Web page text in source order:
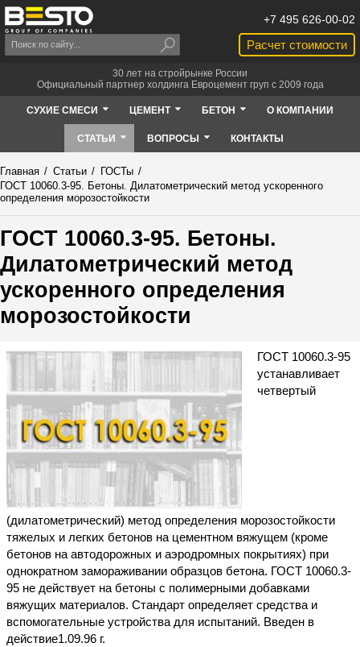
Расчет стоимости
+7 495 626-00-02
30 лет на стройрынке России
Официальный партнер холдинга Евроцемент груп с 2009 года
СУХИЕ СМЕСИ ЦЕМЕНТ БЕТОН О КОМПАНИИ
СТАТЬИ ВОПРОСЫ КОНТАКТЫ
Главная / Статьи / ГОСТы /
ГОСТ 10060.3-95. Бетоны. Дилатометрический метод ускоренного
определения морозостойкости
ГОСТ 10060.3-95. Бетоны.
Дилатометрический метод
ускоренного определения
морозостойкости
ГОСТ 10060.3-95
устанавливает
четвертый
(дилатометрический) метод определения морозостойкости
тяжелых и легких бетонов на цементном вяжущем (кроме
бетонов на автодорожных и аэродромных покрытиях) при
однократном замораживании образцов бетона. ГОСТ 10060.3-
95 не действует на бетоны с полимерными добавками
вяжущих материалов. Стандарт определяет средства и
вспомогательные устройства для испытаний. Введен в
действие1.09.96 г.